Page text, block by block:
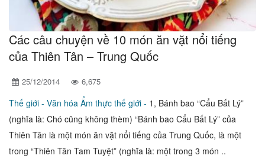
Các câu chuyện về 10 món ăn vặt nổi tiếng
của Thiên Tân – Trung Quốc
25/12/2014 6,675
Thế giới - Văn hóa Ẩm thực thế giới - 1, Bánh bao “Cẩu Bất Lý”
(nghĩa là: Chó cũng không thèm) “Bánh bao Cẩu Bất Lý” của
Thiên Tân là một món ăn vặt nổi tiếng của Trung Quốc, là một
trong “Thiên Tân Tam Tuyệt” (nghĩa là: một trong 3 món ..